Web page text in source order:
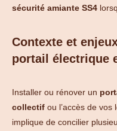
sécurité amiante SS4
Contexte et
portail électrique
Installer ou rénover un
collectif ou l’accès de
implique de concilier